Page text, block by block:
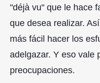
"déjà vu" que le hace
que desea realizar.
más fácil hacer los
adelgazar. Y eso vale
preocupaciones.